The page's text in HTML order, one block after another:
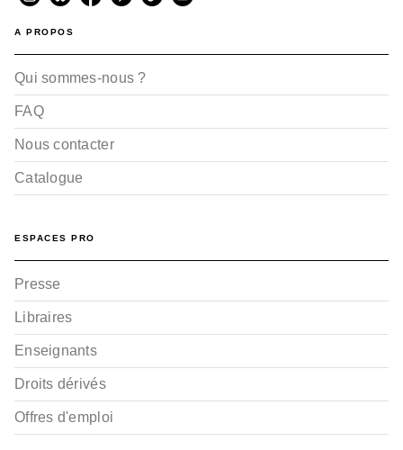
A PROPOS
Qui sommes-nous ?
FAQ
Nous contacter
Catalogue
ESPACES PRO
Presse
Libraires
Enseignants
Droits dérivés
Offres d'emploi